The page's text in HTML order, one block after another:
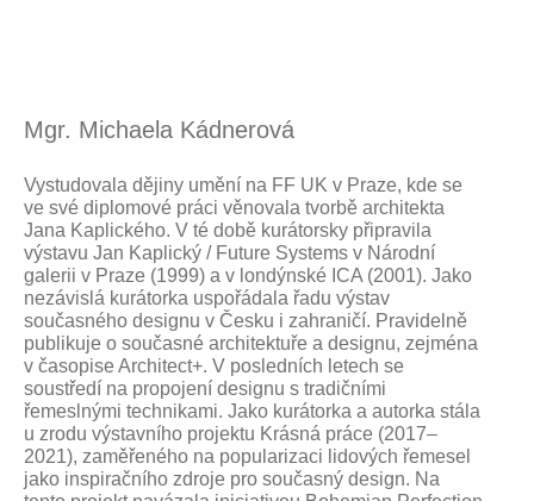
Mgr. Michaela Kádnerová
Vystudovala dějiny umění na FF UK v Praze, kde se
ve své diplomové práci věnovala tvorbě architekta
Jana Kaplického. V té době kurátorsky připravila
výstavu Jan Kaplický / Future Systems v Národní
galerii v Praze (1999) a v londýnské ICA (2001). Jako
nezávislá kurátorka uspořádala řadu výstav
současného designu v Česku i zahraničí. Pravidelně
publikuje o současné architektuře a designu, zejména
v časopise Architect+. V posledních letech se
soustředí na propojení designu s tradičními
řemeslnými technikami. Jako kurátorka a autorka stála
u zrodu výstavního projektu Krásná práce (2017–
2021), zaměřeného na popularizaci lidových řemesel
jako inspiračního zdroje pro současný design. Na